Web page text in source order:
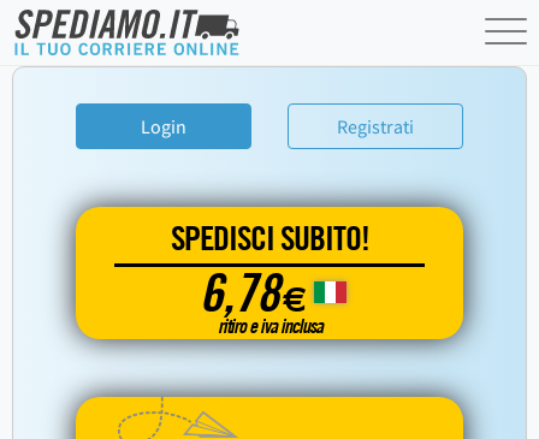
Login Registrati
SPEDISCI SUBITO!
6,78€
ritiro e iva inclusa